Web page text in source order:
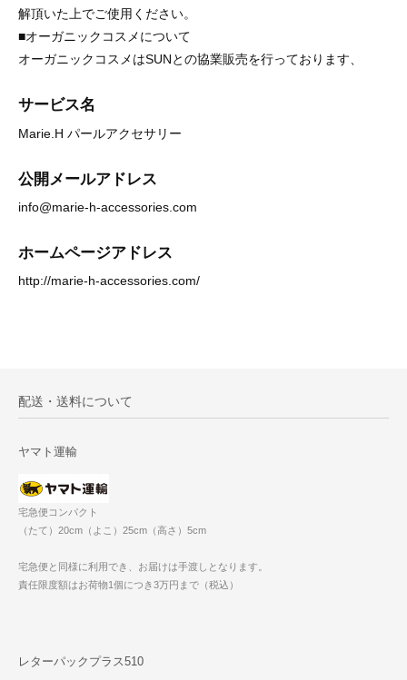
解頂いた上でご使用ください。
■オーガニックコスメについて
オーガニックコスメはSUNとの協業販売を行っております、
サービス名
Marie.H パールアクセサリー
公開メールアドレス
info@marie-h-accessories.com
ホームページアドレス
http://marie-h-accessories.com/
配送・送料について
ヤマト運輸
宅急便コンパクト
（たて）20cm（よこ）25cm（高さ）5cm
宅急便と同様に利用でき、お届けは手渡しとなります。
責任限度額はお荷物1個につき3万円まで（税込）
レターパックプラス510